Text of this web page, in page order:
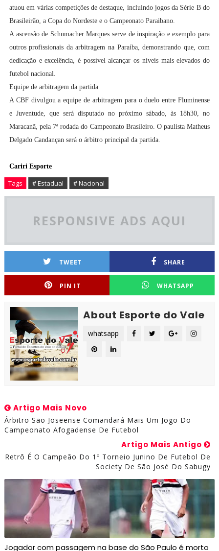
atuou em várias competições de destaque, incluindo jogos da Série B do
Brasileirão, a Copa do Nordeste e o Campeonato Paraibano.
A ascensão de Schumacher Marques serve de inspiração e exemplo para
outros profissionais da arbitragem na Paraíba, demonstrando que, com
dedicação e excelência, é possível alcançar os níveis mais elevados do
futebol nacional.
Equipe de arbitragem da partida
A CBF divulgou a equipe de arbitragem para o duelo entre Fluminense
e Juventude, que será disputado no próximo sábado, às 18h30, no
Maracanã, pela 7ª rodada do Campeonato Brasileiro. O paulista Matheus
Delgado Candançan será o árbitro principal da partida.
Cariri Esporte
Tags # Estadual # Nacional
RESPONSIVE ADS AQUI
TWEET SHARE
PIN IT WHATSAPP
About Esporte do Vale
whatsapp
Artigo Mais Novo
Árbitro São Joseense Comandará Mais Um Jogo Do
Campeonato Afogadense De Futebol
Artigo Mais Antigo
Retrô É O Campeão Do 1º Torneio Junino De Futebol De
Society De São José Do Sabugy
Jogador com passagem na base do São Paulo é morto